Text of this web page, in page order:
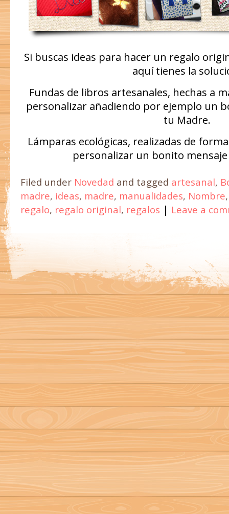
Si buscas ideas para hacer un regalo
aquí tienes la
Fundas de libros artesanales, hechas a
personalizar añadiendo por ejemplo un
tu Madre.
Lámparas ecológicas, realizadas de
personalizar un bonito
Filed under Novedad and tagged artesanal,
madre, ideas, madre, manualidades, Nombre
regalo, regalo original, regalos | Leave a